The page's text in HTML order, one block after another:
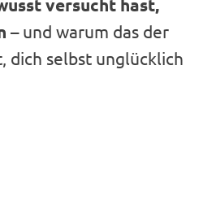
– und warum das der
dich selbst unglücklich